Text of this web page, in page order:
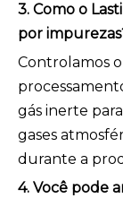
3. Como o
por
Controlamos
gás inerte
gases
durante a
4. Você pode